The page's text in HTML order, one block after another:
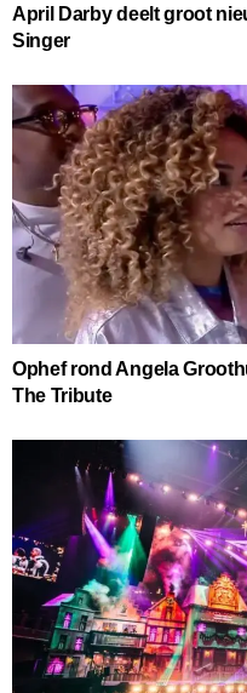
April Darby deelt groot
Singer
Ophef rond Angela
The Tribute